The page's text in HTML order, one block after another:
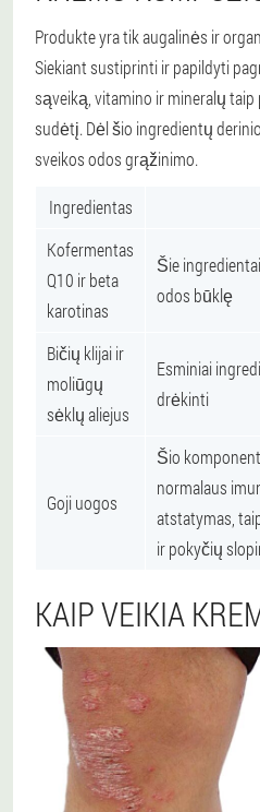
Produkte yra tik augalinės ir
Siekiant sustiprinti ir papildyti
sąveiką, vitamino ir mineralų taip
sudėtį. Dėl šio ingredientų
sveikos odos grąžinimo.
Ingredientas
Kofermentas
Q10 ir beta
karotinas
Šie
odos būklę
Bičių klijai ir
moliūgų
sėklų aliejus
Esminiai
drėkinti
Goji uogos
Šio
normalaus
atstatymas,
ir pokyčių
KAIP VEIKIA